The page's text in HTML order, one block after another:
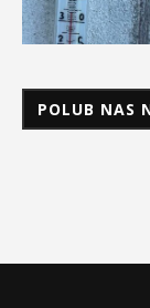
POLUB NAS